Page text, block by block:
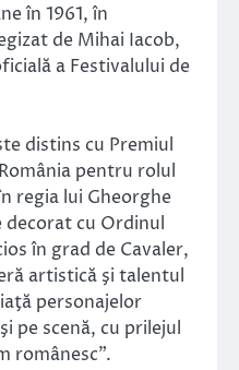
în 1961, în
de Mihai Iacob,
a Festivalului de
distins cu Premiul
pentru rolul
regia lui Gheorghe
cu Ordinul
în grad de Cavaler,
artistică şi talentul
personajelor
pe scenă, cu prilejul
românesc”.